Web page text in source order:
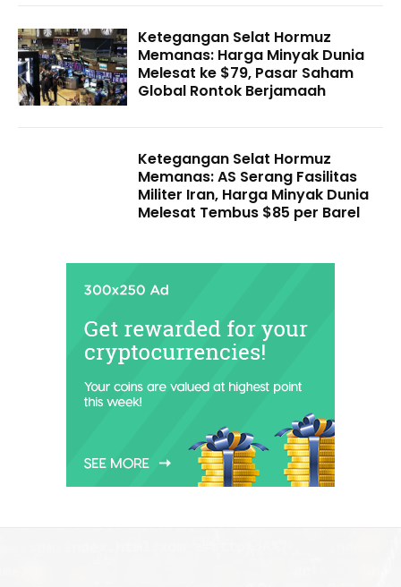
Ketegangan Selat Hormuz
Memanas: Harga Minyak Dunia
Melesat ke $79, Pasar Saham
Global Rontok Berjamaah
Ketegangan Selat Hormuz
Memanas: AS Serang Fasilitas
Militer Iran, Harga Minyak Dunia
Melesat Tembus $85 per Barel